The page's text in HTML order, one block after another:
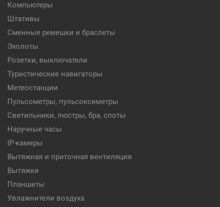
Компьютеры
Штативы
Сменные ремешки и браслеты
Эхолоты
Розетки, выключатели
Туристические навигаторы
Метеостанции
Пульсометры, пульсоксиметры
Светильники, люстры, бра, споты
Наручные часы
IP-камеры
Вытяжная и приточная вентиляция
Вытяжки
Планшеты
Увлажнители воздуха